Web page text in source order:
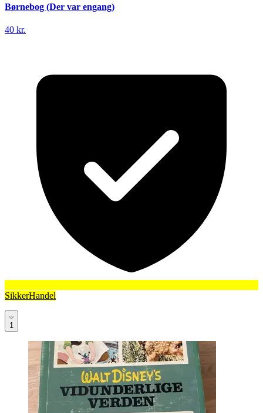
Børnebog (Der var engang)
40 kr.
SikkerHandel
1